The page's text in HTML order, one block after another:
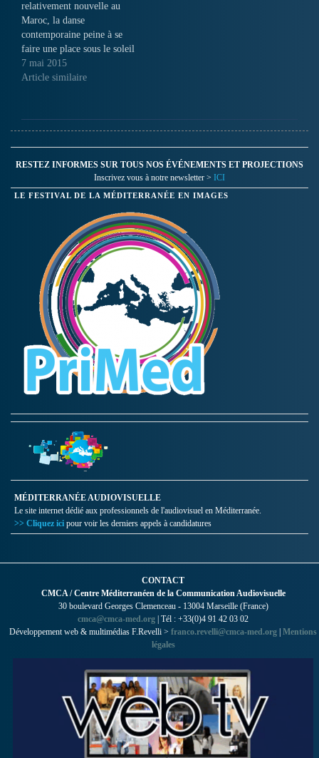
relativement nouvelle au
Maroc, la danse
contemporaine peine à se
faire une place sous le soleil
du royaume. Des pionniers
ont relevé pourtant le défi et
dédié à cet art. L’édition
2010 s’est distinguée par la
chorégraphie de Bouchra
Ouizguen…
7 mai 2015
Article similaire
RESTEZ INFORMES SUR TOUS NOS ÉVÉNEMENTS ET PROJECTIONS
Inscrivez vous à notre newsletter > ICI
LE FESTIVAL DE LA MÉDITERRANÉE EN IMAGES
MÉDITERRANÉE AUDIOVISUELLE
Le site internet dédié aux professionnels de l'audiovisuel en Méditerranée.
>> Cliquez ici pour voir les derniers appels à candidatures
CONTACT
CMCA / Centre Méditerranéen de la Communication Audiovisuelle
30 boulevard Georges Clemenceau - 13004 Marseille (France)
cmca@cmca-med.org | Tél : +33(0)4 91 42 03 02
Développement web & multimédias F.Revelli > franco.revelli@cmca-med.org Mentions
légales